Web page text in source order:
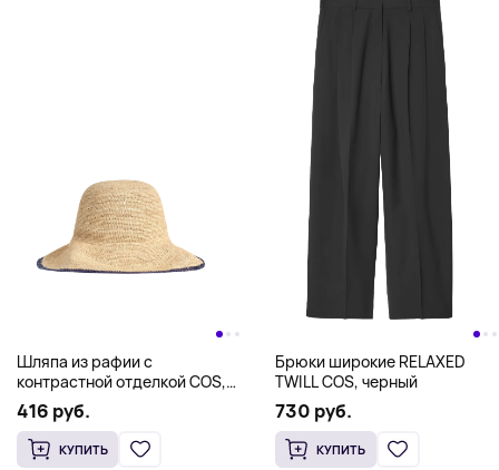
Шляпа из рафии с
контрастной отделкой COS,
соломенная
416 руб.
КУПИТЬ
Брюки широкие RELAXED
TWILL COS, черный
730 руб.
КУПИТЬ